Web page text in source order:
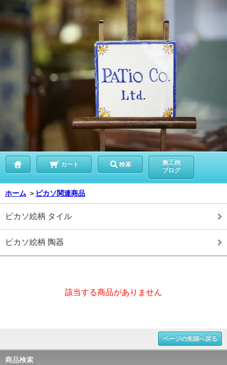
カート 検索
施工例
ブログ
ホーム ＞ ピカソ関連商品
ピカソ絵柄 タイル
ピカソ絵柄 陶器
該当する商品がありません
ページの先頭へ戻る
商品検索